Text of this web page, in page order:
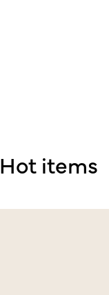
Hot items